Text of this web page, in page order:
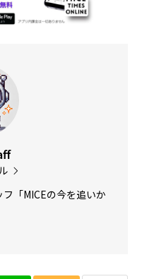
「MICEの今を追いか